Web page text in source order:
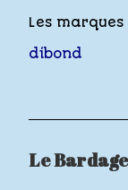
Les
dibond
Le